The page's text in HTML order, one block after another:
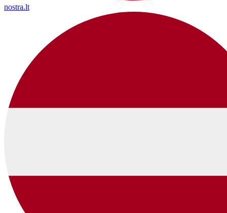
nostra.lt